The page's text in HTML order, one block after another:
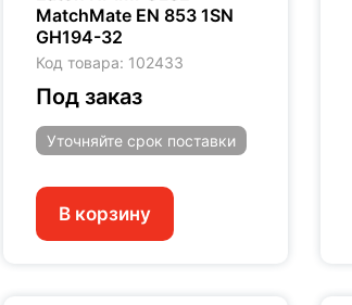
MatchMate EN 853 1SN
GH194-32
Код товара: 102433
Под заказ
Уточняйте срок поставки
В корзину